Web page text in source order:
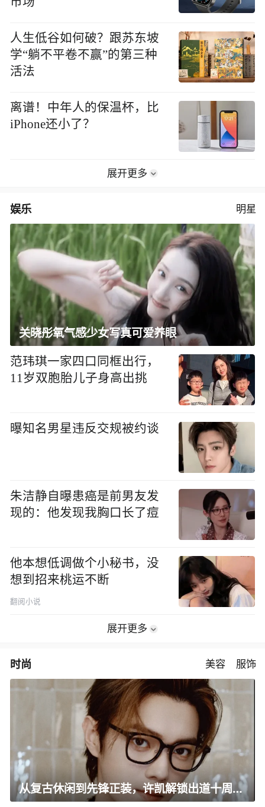
人生低谷如何破？跟苏东坡
学“躺不平卷不赢”的第三种
活法
离谱！中年人的保温杯，比
iPhone还小了？
展开更多
娱乐 明星
关晓彤氧气感少女写真可爱养眼
范玮琪一家四口同框出行，
11岁双胞胎儿子身高出挑
曝知名男星违反交规被约谈
朱洁静自曝患癌是前男友发
现的：他发现我胸口长了痘
他本想低调做个小秘书，没
想到招来桃运不断
翻阅小说
展开更多
时尚 美容 服饰
从复古休闲到先锋正装，许凯解锁出道十周年大片